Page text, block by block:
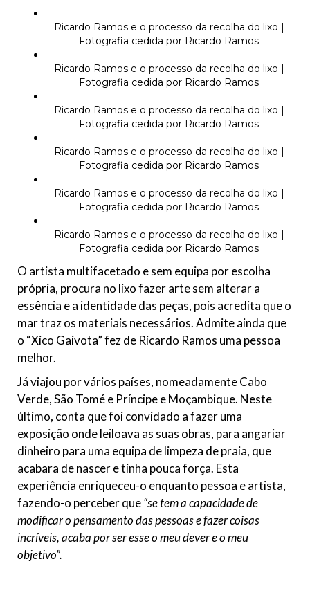
Ricardo Ramos e o processo da recolha do lixo |
Fotografia cedida por Ricardo Ramos
Ricardo Ramos e o processo da recolha do lixo |
Fotografia cedida por Ricardo Ramos
Ricardo Ramos e o processo da recolha do lixo |
Fotografia cedida por Ricardo Ramos
Ricardo Ramos e o processo da recolha do lixo |
Fotografia cedida por Ricardo Ramos
Ricardo Ramos e o processo da recolha do lixo |
Fotografia cedida por Ricardo Ramos
Ricardo Ramos e o processo da recolha do lixo |
Fotografia cedida por Ricardo Ramos
O artista multifacetado e sem equipa por escolha
própria, procura no lixo fazer arte sem alterar a
essência e a identidade das peças, pois acredita que o
mar traz os materiais necessários. Admite ainda que
o “Xico Gaivota” fez de Ricardo Ramos uma pessoa
melhor.
Já viajou por vários países, nomeadamente Cabo
Verde, São Tomé e Príncipe e Moçambique. Neste
último, conta que foi convidado a fazer uma
exposição onde leiloava as suas obras, para angariar
dinheiro para uma equipa de limpeza de praia, que
acabara de nascer e tinha pouca força. Esta
experiência enriqueceu-o enquanto pessoa e artista,
fazendo-o perceber que“se tem a capacidade de
modificar o pensamento das pessoas e fazer coisas
incríveis, acaba por ser esse o meu dever e o meu
objetivo”.